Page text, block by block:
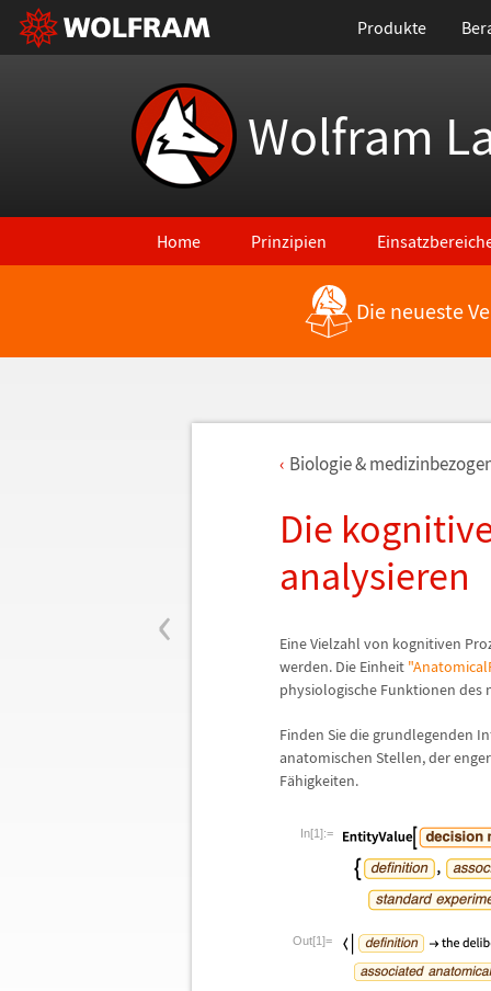
Produkte
Wolfram
Home Prinzipien
Die neueste
‹
Biologie &
Die
analysieren
Eine Vielzahl von kognitiven
werden. Die Einheit
physiologische Funktionen des
Finden Sie die grundlegenden
anatomischen Stellen, der
Fähigkeiten.
In[1]:=
Out[1]=